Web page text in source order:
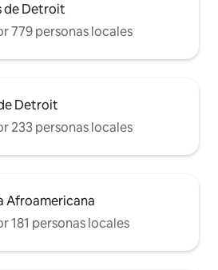
de Detroit
779 personas locales
Detroit
233 personas locales
Afroamericana
181 personas locales